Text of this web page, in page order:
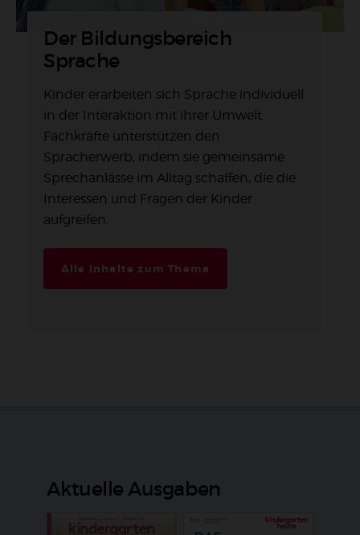
Der Bildungsbereich
Sprache
Kinder erarbeiten sich Sprache individuell
in der Interaktion mit ihrer Umwelt.
Fachkräfte unterstützen den
Spracherwerb, indem sie gemeinsame
Sprechanlässe im Alltag schaffen, die die
Interessen und Fragen der Kinder
aufgreifen.
Alle Inhalte zum Thema
Aktuelle Ausgaben